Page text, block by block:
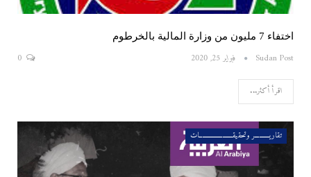
اختفاء 7 مليون من وزارة المالية بالخرطوم
Sudan Post فبراير 25, 2020
اقرأ أكثر...
تقاريــــــــــر وتحقيقـــــــــــــــــــــــات